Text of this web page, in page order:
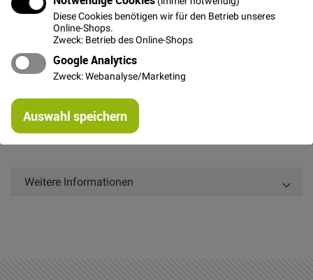
Diese Cookies benötigen wir für den Betrieb unseres
Online-Shops.
Zweck: Betrieb des Online-Shops
Google Analytics
Zweck: Webanalyse/Marketing
Auswahl speichern
Details
Das weiche Kunstfell in Tier-Optik besteht aus
Synthetik und ist prima geeignet für die nächste
Kostümparty oder ein paar schicke Sofakissen.
Weitere Informationen